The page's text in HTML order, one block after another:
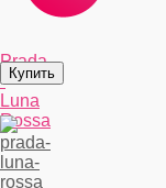
Prada
-
Luna
Rossa